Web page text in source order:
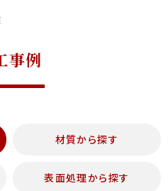
事例
材質から探す
表面処理から探す